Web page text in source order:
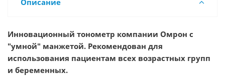
Инновационный тонометр компании Омрон с
"умной" манжетой. Рекомендован для
использования пациентам всех возрастных групп
и беременных.